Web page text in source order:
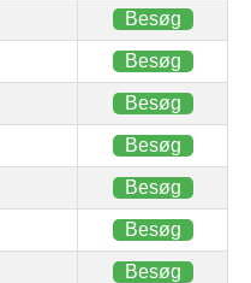
Besøg
Besøg
Besøg
Besøg
Besøg
Besøg
Besøg